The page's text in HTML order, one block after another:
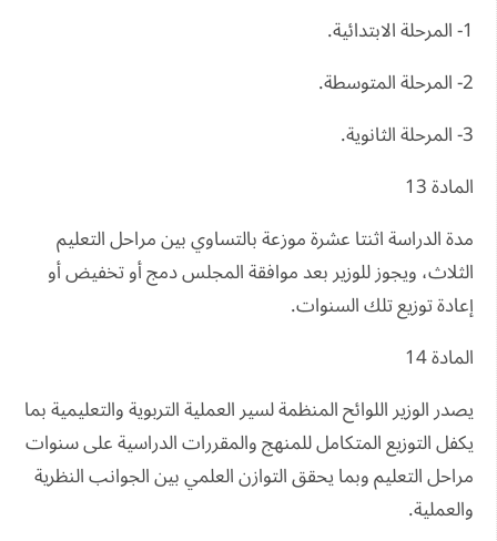
1- المرحلة الابتدائية.
2- المرحلة المتوسطة.
3- المرحلة الثانوية.
المادة 13
مدة الدراسة اثنتا عشرة موزعة بالتساوي بين مراحل التعليم
الثلاث، ويجوز للوزير بعد موافقة المجلس دمج أو تخفيض أو
إعادة توزيع تلك السنوات.
المادة 14
يصدر الوزير اللوائح المنظمة لسير العملية التربوية والتعليمية بما
يكفل التوزيع المتكامل للمنهج والمقررات الدراسية على سنوات
مراحل التعليم وبما يحقق التوازن العلمي بين الجوانب النظرية
والعملية.